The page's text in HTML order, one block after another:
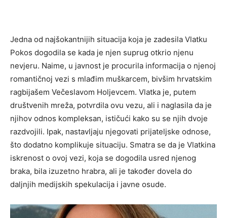
Jedna od najšokantnijih situacija koja je zadesila Vlatku
Pokos dogodila se kada je njen suprug otkrio njenu
nevjeru. Naime, u javnost je procurila informacija o njenoj
romantičnoj vezi s mlađim muškarcem, bivšim hrvatskim
ragbijašem Večeslavom Holjevcem. Vlatka je, putem
društvenih mreža, potvrdila ovu vezu, ali i naglasila da je
njihov odnos kompleksan, ističući kako su se njih dvoje
razdvojili. Ipak, nastavljaju njegovati prijateljske odnose,
što dodatno komplikuje situaciju. Smatra se da je Vlatkina
iskrenost o ovoj vezi, koja se dogodila usred njenog
braka, bila izuzetno hrabra, ali je također dovela do
daljnjih medijskih spekulacija i javne osude.